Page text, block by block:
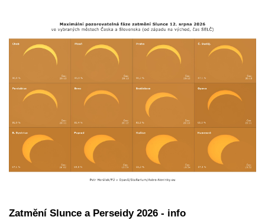
Zatmění Slunce a Perseidy 2026 - info